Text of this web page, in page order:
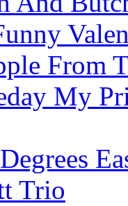
From
My
Trio